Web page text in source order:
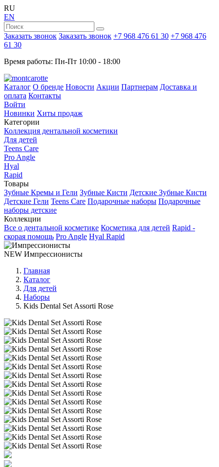
RU
EN
Заказать звонок Заказать звонок +7 968 476 61 30 +7 968 476
61 30
Время работы: Пн-Пт 10:00 - 18:00
Каталог О бренде Новости Акции Партнерам Доставка и
оплата Контакты
Войти
Новинки Хиты продаж
Категории
Коллекция дентальной косметики
Для детей
Teens Care
Pro Angle
Hyal
Rapid
Товары
Зубные Кремы и Гели Зубные Кисти Детские Зубные Кисти
Детские Гели Teens Care Подарочные наборы Подарочные
наборы детские
Коллекции
Все о дентальной косметике Косметика для детей Rapid -
скорая помощь Pro Angle Hyal Rapid
NEW Импрессионисты
Главная
Каталог
Для детей
Наборы
Kids Dental Set Assorti Rose